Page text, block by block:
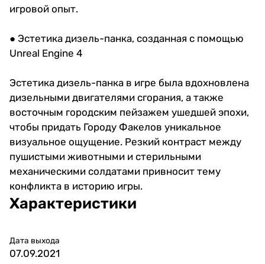
игровой опыт.
● Эстетика дизель-панка, созданная с помощью
Unreal Engine 4
Эстетика дизель-панка в игре была вдохновлена
дизельными двигателями сгорания, а также
восточным городским пейзажем ушедшей эпохи,
чтобы придать Городу Факелов уникальное
визуальное ощущение. Резкий контраст между
пушистыми животными и стерильными
механическими солдатами привносит тему
конфликта в историю игры.
Характеристики
Дата выхода
07.09.2021